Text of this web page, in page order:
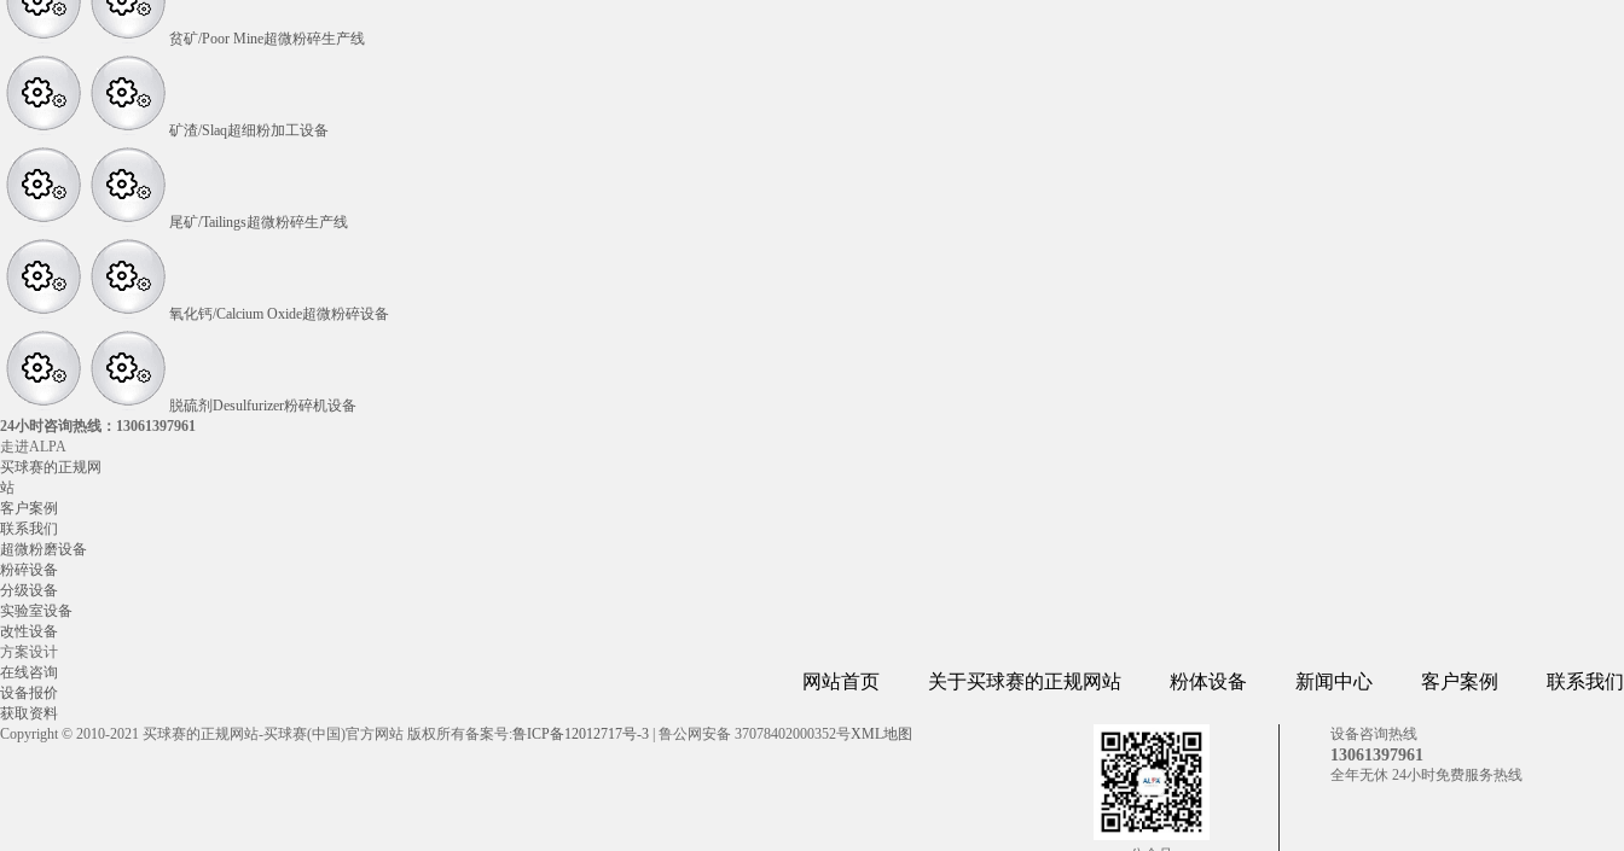
网站首页 关于买球赛的正规网站 粉体设备 新闻中心 客户案例 联系我们
贫矿/Poor Mine超微粉碎生产线
矿渣/Slaq超细粉加工设备
尾矿/Tailings超微粉碎生产线
氧化钙/Calcium Oxide超微粉碎设备
脱硫剂Desulfurizer粉碎机设备
24小时咨询热线： 13061397961
走进ALPA
买球赛的正规网
站
客户案例
联系我们
超微粉磨设备
粉碎设备
分级设备
实验室设备
改性设备
方案设计
在线咨询
设备报价
获取资料
设备咨询热线
13061397961
全年无休 24小时免费服务热线
Copyright © 2010-2021 买球赛的正规网站-买球赛(中国)官方网站 版权所有备案号:鲁ICP备12012717号-3 | 鲁公网安备 37078402000352号XML地图